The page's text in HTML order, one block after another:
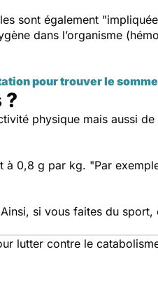
sont également
dans l’organisme
pour trouver le
?
physique mais aussi
à 0,8 g par kg. "Par
si vous faites du
lutter contre le